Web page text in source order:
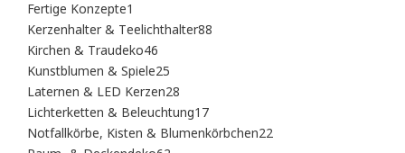
Fertige Konzepte1
Produkt
Kerzenhalter & Teelichthalter88
Kirchen & Traudeko46
Produkte
Kunstblumen & Spiele25
Produkte
Laternen & LED Kerzen28
Produkte
Lichterketten & Beleuchtung1717
Produkte
Notfallkörbe, Kisten & Blumenkörbchen2222